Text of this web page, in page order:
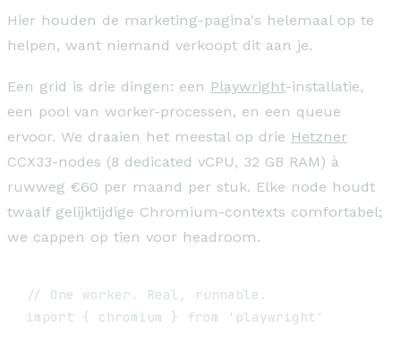
Hier houden de marketing-pagina's helemaal op te
helpen, want niemand verkoopt dit aan je.
Een grid is drie dingen: een Playwright-installatie,
een pool van worker-processen, en een queue
ervoor. We draaien het meestal op drie Hetzner
CCX33-nodes (8 dedicated vCPU, 32 GB RAM) à
ruwweg €60 per maand per stuk. Elke node houdt
twaalf gelijktijdige Chromium-contexts comfortabel;
we cappen op tien voor headroom.
// One worker. Real, runnable.
import { chromium } from 'playwright'